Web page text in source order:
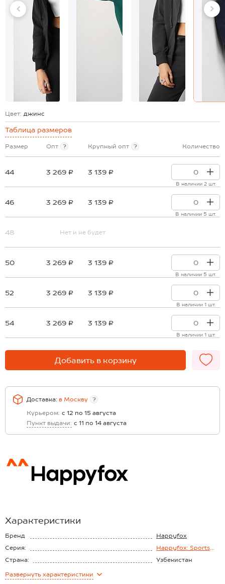
Цвет: джинс
Таблица размеров
Размер Опт ? Крупный опт ? Количество
44 3 269 ₽ 3 139 ₽
В наличии 2 шт.
46 3 269 ₽ 3 139 ₽
В наличии 5 шт.
48 Нет и не будет
50 3 269 ₽ 3 139 ₽
В наличии 5 шт.
52 3 269 ₽ 3 139 ₽
В наличии 1 шт.
54 3 269 ₽ 3 139 ₽
В наличии 1 шт.
Добавить в корзину
Доставка: в Москву
?
Курьером: с 12 по 15 августа
Пункт выдачи: с 11 по 14 августа
Характеристики
Бренд
Happyfox
Серия:
Happyfox: Sports
Family
Страна:
Узбекистан
Состав:
Развернуть характеристики